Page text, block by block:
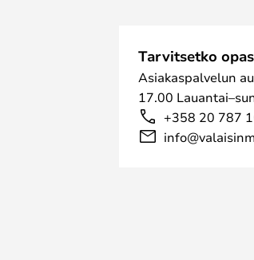
Tarvitsetko
Asiakaspalvelun
17.00
+358 20 787